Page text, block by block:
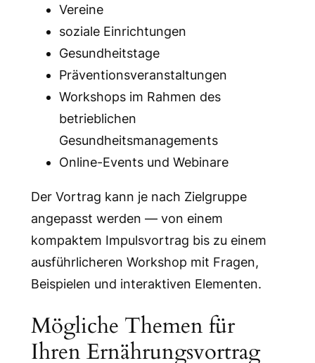
Vereine
soziale Einrichtungen
Gesundheitstage
Präventionsveranstaltungen
Workshops im Rahmen des
betrieblichen
Gesundheitsmanagements
Online-Events und Webinare
Der Vortrag kann je nach Zielgruppe
angepasst werden — von einem
kompaktem Impulsvortrag bis zu einem
ausführlicheren Workshop mit Fragen,
Beispielen und interaktiven Elementen.
Mögliche Themen für
Ihren Ernährungsvortrag